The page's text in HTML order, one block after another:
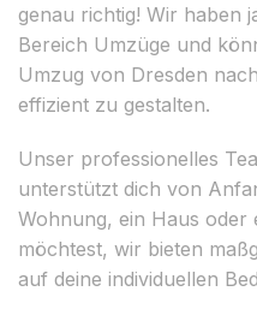
genau richtig! Wir haben
Bereich Umzüge und
Umzug von Dresden
effizient zu gestalten.
Unser professionelles
unterstützt dich von
Wohnung, ein Haus oder
möchtest, wir bieten
auf deine individuellen